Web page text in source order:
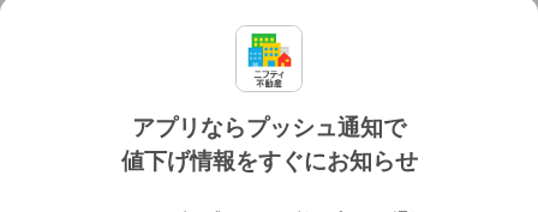
アプリならプッシュ通知で
値下げ情報をすぐにお知らせ
個人情報保護ポリシー 利用規約